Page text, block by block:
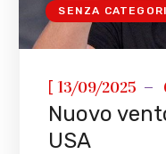
SENZA
[13/09/2025
Nuovo
USA